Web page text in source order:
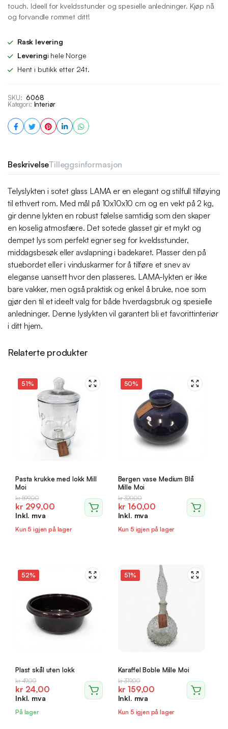
var:
er:
touch. Ideell for kveldsstunder og spesielle anledninger. Kjøp nå
og forvandle rommet ditt!
Rask levering
Leveringi hele Norge
Hent i butikk etter 24t.
SKU: 6068
Kategori: Interiør
BeskrivelseTilleggsinformasjon
Telyslykten i sotet glass LAMA er en elegant og stilfull tilføying
til ethvert rom. Med mål på 10x10x10 cm og en vekt på 2 kg,
gir denne lykten en robust følelse samtidig som den skaper
en koselig atmosfære. Det sotede glasset gir et mykt og
dempet lys som perfekt egner seg for kveldsstunder,
middagsbesøk eller avslapning i badekaret. Plasser den på
stuebordet eller i vinduskarmer for å tilføre et snev av
eleganse uansett hvor den plasseres. LAMA-lykten er ikke
bare vakker, men også praktisk og enkel å bruke, noe som
gjør den til et ideelt valg for både hverdagsbruk og spesielle
anledninger. Denne lyslykten vil garantert bli et favorittinteriør
i ditt hjem.
Relaterte produkter
51%
Pasta krukke med lokk Mill
Moi
kr599,00
Opprinnelig
pris
var:
kr 599,00.
kr 299,00
Nåværende
pris
er:
kr 299,00.
Inkl. mva
Kun 5 igjen på lager
50%
Bergen vase Medium Blå
Mille Moi
kr320,00
Opprinnelig
pris
var:
kr 320,00.
kr 160,00
Nåværende
pris
er:
kr 160,00.
Inkl. mva
Kun 5 igjen på lager
52%
Plast skål uten lokk
kr49,00
Opprinnelig
pris
var:
kr 49,00.
kr 24,00
Nåværende
pris
er:
kr 24,00.
Inkl. mva
På lager
51%
Karaffel Boble Mille Moi
kr319,00
Opprinnelig
pris
var:
kr 319,00.
kr 159,00
Nåværende
pris
er:
kr 159,00.
Inkl. mva
Kun 5 igjen på lager